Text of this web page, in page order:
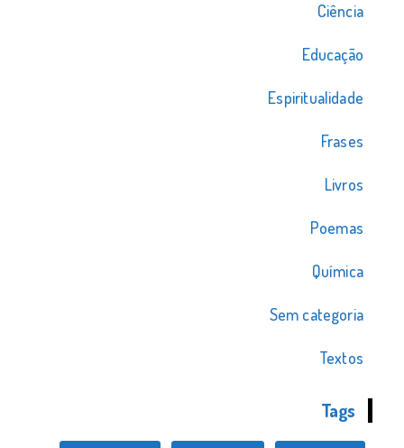
Ciência
Educação
Espiritualidade
Frases
Livros
Poemas
Química
Sem categoria
Textos
Tags